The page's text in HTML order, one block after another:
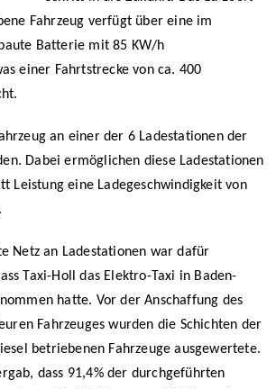
Fahrzeug verfügt über eine im
Batterie mit 85 KW/h
einer Fahrtstrecke von ca. 400
an einer der 6 Ladestationen der
Dabei ermöglichen diese Ladestationen
Leistung eine Ladegeschwindigkeit von
Netz an Ladestationen war dafür
Taxi-Holl das Elektro-Taxi in Baden-
hatte. Vor der Anschaffung des
Fahrzeuges wurden die Schichten der
betriebenen Fahrzeuge ausgewertete.
dass 91,4% der durchgeführten